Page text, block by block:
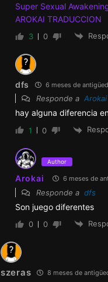
Se corrigió que
fueran
Se añadió una
Se añadió una
Super Sexual
AROKAI TRADUCCION
3 0
dfs 6 meses de
Responde a Arokai
hay alguna diferencia
1 0
Author
Arokai 6 meses de
Responde a dfs
Son juego diferentes
0 0
szeras 8 meses de